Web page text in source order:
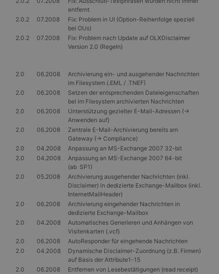
entfernt
2.0.2
07.2008
Fix: Problem in UI (Option-Reihenfolge speziell
bei OUs)
2.0.2
07.2008
Fix: Problem nach Update auf OLXDisclaimer
Version 2.0 (Regeln)
2.0 06.2008
Archivierung ein- und ausgehender Nachrichten
im Filesystem (.EML / .TNEF)
2.0
06.2008
Setzen der entsprechenden Dateieigenschaften
bei im Filesystem archivierten Nachrichten
2.0
06.2008
Unterstützung gezielter E-Mail-Adressen (->
Anwenden auf)
2.0
06.2008
Zentrale E-Mail-Archivierung bereits am
Gateway (-> Compliance)
2.0
04.2008
Anpassung an MS-Exchange 2007 32-bit
2.0
04.2008
Anpassung an MS-Exchange 2007 64-bit
(ab SP1)
2.0
05.2008
Archivierung ausgehender Nachrichten (inkl.
Disclaimer) in dedizierte Exchange-Mailbox (inkl.
InternetMailHeader)
2.0
06.2008
Archivierung eingehender Nachrichten in
dedizierte Exchange-Mailbox
2.0
04.2008
Automatisches Generieren und Anhängen von
Visitenkarten (.vcf)
2.0
06.2008
AutoResponder für eingehende Nachrichten
2.0
04.2008
Dynamische Disclaimer-Zuordnung (z.B. Firmen)
auf Basis der Attribute1-15
2.0
06.2008
Entfernen von Lesebestätigungen (read receipt)